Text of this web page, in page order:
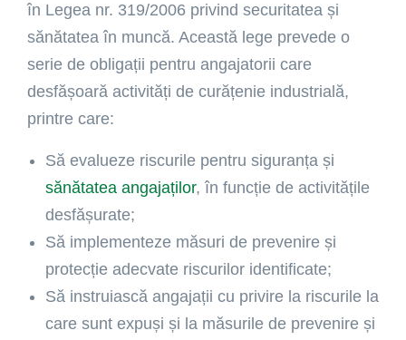
în Legea nr. 319/2006 privind securitatea și
sănătatea în muncă. Această lege prevede o
serie de obligații pentru angajatorii care
desfășoară activități de curățenie industrială,
printre care:
Să evalueze riscurile pentru siguranța și
sănătatea angajaților, în funcție de activitățile
desfășurate;
Să implementeze măsuri de prevenire și
protecție adecvate riscurilor identificate;
Să instruiască angajații cu privire la riscurile la
care sunt expuși și la măsurile de prevenire și